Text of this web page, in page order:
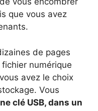
que vous avez
de pages
numérique
avez le choix
Vous
clé USB, dans un